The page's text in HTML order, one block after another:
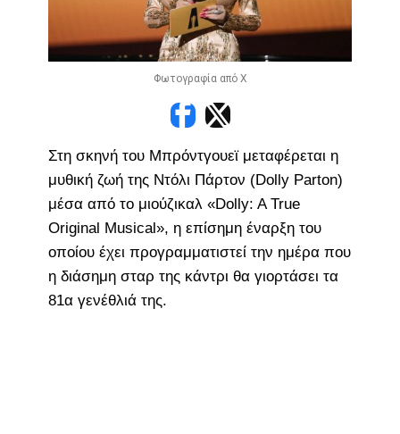
Φωτογραφία από X
Στη σκηνή του Μπρόντγουεϊ μεταφέρεται η
μυθική ζωή της Ντόλι Πάρτον (Dolly Parton)
μέσα από το μιούζικαλ «Dolly: A True
Original Musical», η επίσημη έναρξη του
οποίου έχει προγραμματιστεί την ημέρα που
η διάσημη σταρ της κάντρι θα γιορτάσει τα
81α γενέθλιά της.